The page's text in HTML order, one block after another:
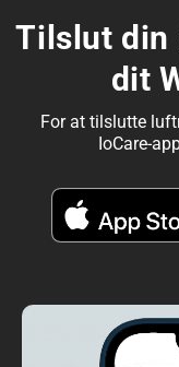
Tilslut din
dit
For at tilslutte
IoCare-